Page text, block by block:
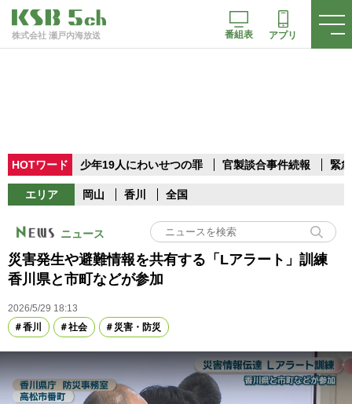
株式会社 瀬戸内海放送 番組表 アプリ
HOTワード 少年19人にわいせつの罪 官製談合事件続報 緊
エリア 岡山 香川 全国
ニュース
災害発生や避難情報を共有する「Lアラート」訓練
香川県と市町などが参加
2026/5/29 18:13
香川
社会 災害・防災